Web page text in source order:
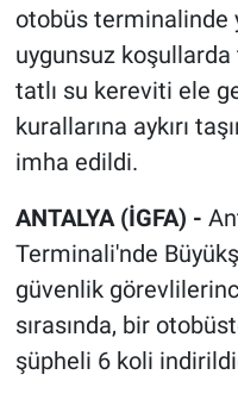
otobüs terminalinde
uygunsuz koşullarda
tatlı su kereviti ele
kurallarına aykırı
imha edildi.
ANTALYA (İGFA) -
Terminali'nde
güvenlik
sırasında, bir
şüpheli 6 koli